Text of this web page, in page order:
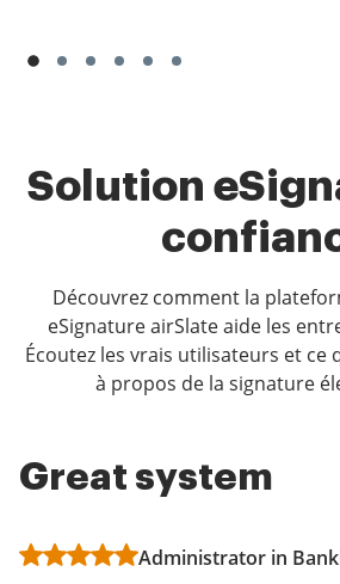
Solution
Découvrez comment la
eSignature airSlate aide les
Écoutez les vrais utilisateurs et ce
à propos de la signature
Great system
Administrator in
User Friendly and
Broker
Agency in Real Estate